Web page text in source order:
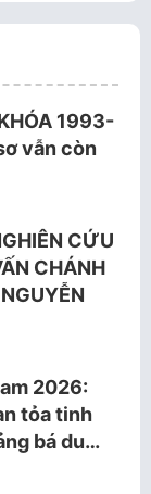
1993-
vẫn còn
CỨU
CHÁNH
2026:
tỏa tinh
bá du…